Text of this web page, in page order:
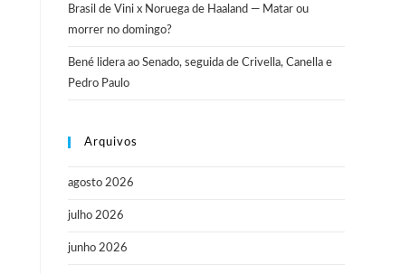
Brasil de Vini x Noruega de Haaland — Matar ou
morrer no domingo?
Bené lidera ao Senado, seguida de Crivella, Canella e
Pedro Paulo
Arquivos
agosto 2026
julho 2026
junho 2026